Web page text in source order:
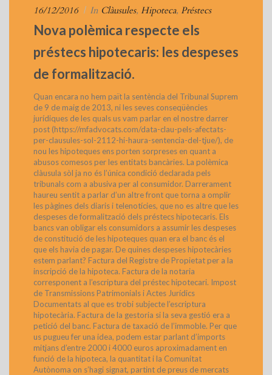
16/12/2016 | In Clàusules, Hipoteca, Préstecs
Nova polèmica respecte els
préstecs hipotecaris: les despeses
de formalització.
Quan encara no hem paït la sentència del Tribunal Suprem
de 9 de maig de 2013, ni les seves conseqüències
jurídiques de les quals us vam parlar en el nostre darrer
post (https://mfadvocats.com/data-clau-pels-afectats-
per-clausules-sol-2112-hi-haura-sentencia-del-tjue/), de
nou les hipoteques ens porten sorpreses en quant a
abusos comesos per les entitats bancàries. La polèmica
clàusula sòl ja no és l’única condició declarada pels
tribunals com a abusiva per al consumidor. Darrerament
haureu sentit a parlar d’un altre front que torna a omplir
les pàgines dels diaris i telenotícies, que no es altre que les
despeses de formalització dels préstecs hipotecaris. Els
bancs van obligar els consumidors a assumir les despeses
de constitució de les hipoteques quan era el banc és el
que els havia de pagar. De quines despeses hipotecàries
estem parlant? Factura del Registre de Propietat per a la
inscripció de la hipoteca. Factura de la notaria
corresponent a l’escriptura del préstec hipotecari. Impost
de Transmissions Patrimonials i Actes Jurídics
Documentats al que es trobi subjecte l’escriptura
hipotecària. Factura de la gestoria si la seva gestió era a
petició del banc. Factura de taxació de l’immoble. Per que
us pugueu fer una idea, podem estar parlant d’imports
mitjans d’entre 2000 i 4000 euros aproximadament en
funció de la hipoteca, la quantitat i la Comunitat
Autònoma on s’hagi signat, partint de preus de mercats